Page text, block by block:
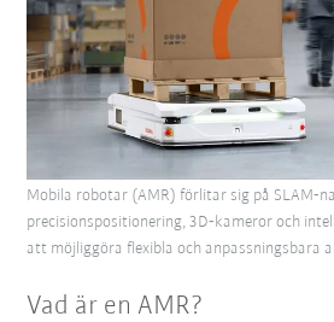
Vad är en AMR?
Mobila robotar (AMR) förlitar sig på
precisionspositionering, 3D‑kameror och
att möjliggöra flexibla och anpassningsbara